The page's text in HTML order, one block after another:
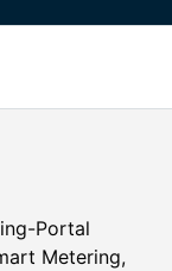
Portal
Metering,